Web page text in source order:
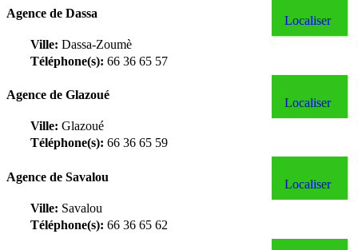
Agence de Dassa
Ville: Dassa-Zoumè
Téléphone(s): 66 36 65 57
Localiser
Agence de Glazoué
Ville: Glazoué
Téléphone(s): 66 36 65 59
Localiser
Agence de Savalou
Ville: Savalou
Téléphone(s): 66 36 65 62
Localiser